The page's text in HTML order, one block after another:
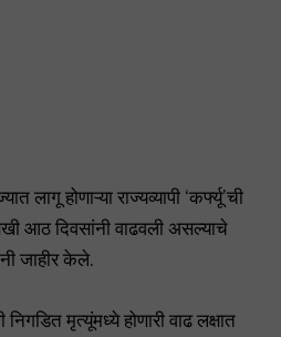
लागू होणाऱ्या राज्यव्यापी ‘कर्फ्यू’ची
आठ दिवसांनी वाढवली असल्याचे
जाहीर केले.
मृत्यूंमध्ये होणारी वाढ लक्षात